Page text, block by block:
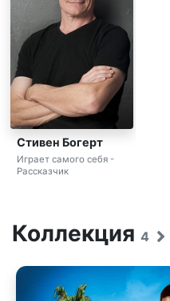
Стивен Богерт
Играет самого себя -
Рассказчик
Коллекция 4